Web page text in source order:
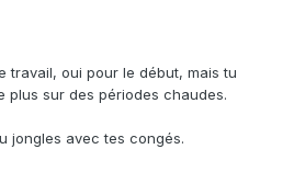
travail, oui pour le début, mais tu
plus sur des périodes chaudes.
jongles avec tes congés.